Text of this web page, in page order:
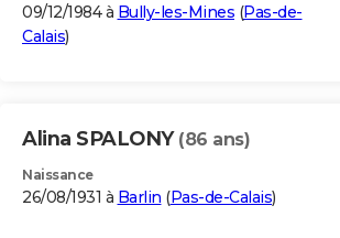
09/12/1984 à Bully-les-Mines (Pas-de-
Calais)
Alina SPALONY (86 ans)
Naissance
26/08/1931 à Barlin (Pas-de-Calais)